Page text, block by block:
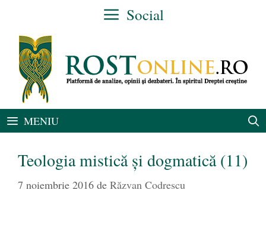
conținut
Social
MENIU
Teologia mistică și dogmatică (11)
7 noiembrie 2016 de Răzvan Codrescu